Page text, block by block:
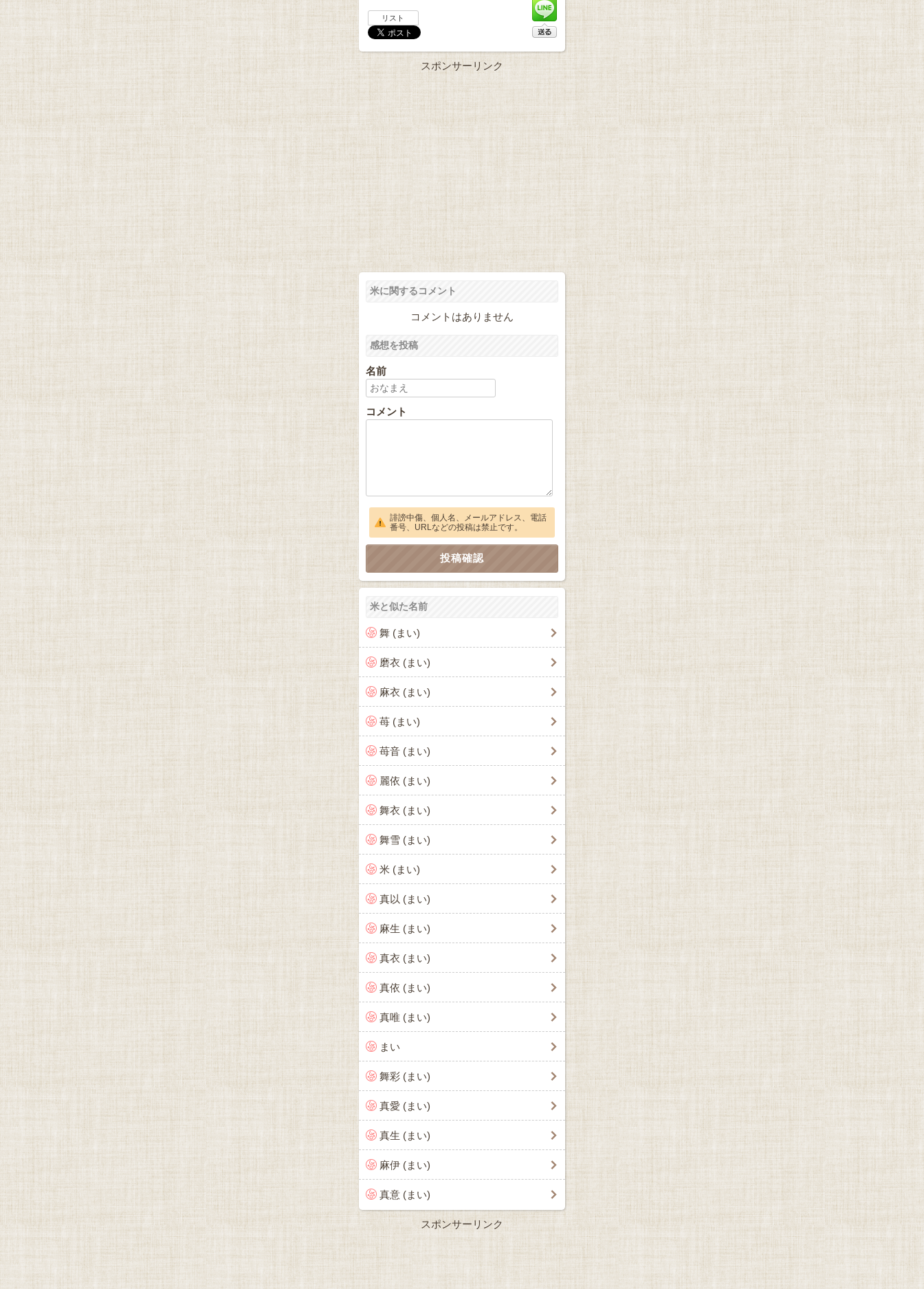
リスト
スポンサーリンク
米に関するコメント
コメントはありません
感想を投稿
名前
コメント
誹謗中傷、個人名、メールアドレス、電話
番号、URLなどの投稿は禁止です。
米と似た名前
舞 (まい)
磨衣 (まい)
麻衣 (まい)
苺 (まい)
苺音 (まい)
麗依 (まい)
舞衣 (まい)
舞雪 (まい)
米 (まい)
真以 (まい)
麻生 (まい)
真衣 (まい)
真依 (まい)
真唯 (まい)
まい
舞彩 (まい)
真愛 (まい)
真生 (まい)
麻伊 (まい)
真意 (まい)
スポンサーリンク